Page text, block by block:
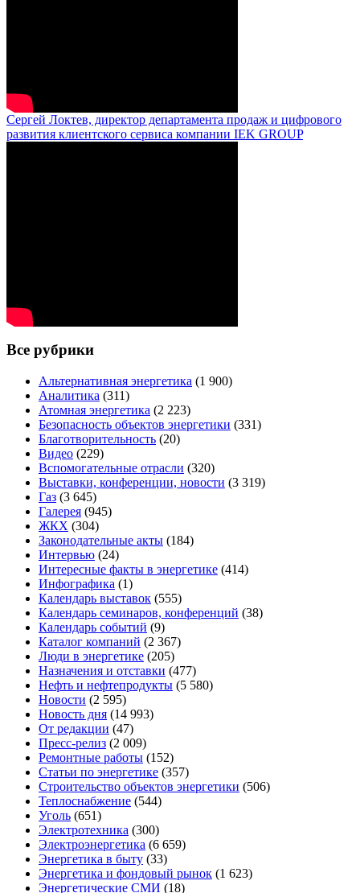
Сергей Локтев, директор департамента продаж и цифрового
развития клиентского сервиса компании IEK GROUP
Все рубрики
Альтернативная энергетика (1 900)
Аналитика (311)
Атомная энергетика (2 223)
Безопасность объектов энергетики (331)
Благотворительность (20)
Видео (229)
Вспомогательные отрасли (320)
Выставки, конференции, новости (3 319)
Газ (3 645)
Галерея (945)
ЖКХ (304)
Законодательные акты (184)
Интервью (24)
Интересные факты в энергетике (414)
Инфографика (1)
Календарь выставок (555)
Календарь семинаров, конференций (38)
Календарь событий (9)
Каталог компаний (2 367)
Люди в энергетике (205)
Назначения и отставки (477)
Нефть и нефтепродукты (5 580)
Новости (2 595)
Новость дня (14 993)
От редакции (47)
Пресс-релиз (2 009)
Ремонтные работы (152)
Статьи по энергетике (357)
Строительство объектов энергетики (506)
Теплоснабжение (544)
Уголь (651)
Электротехника (300)
Электроэнергетика (6 659)
Энергетика в быту (33)
Энергетика и фондовый рынок (1 623)
Энергетические СМИ (18)